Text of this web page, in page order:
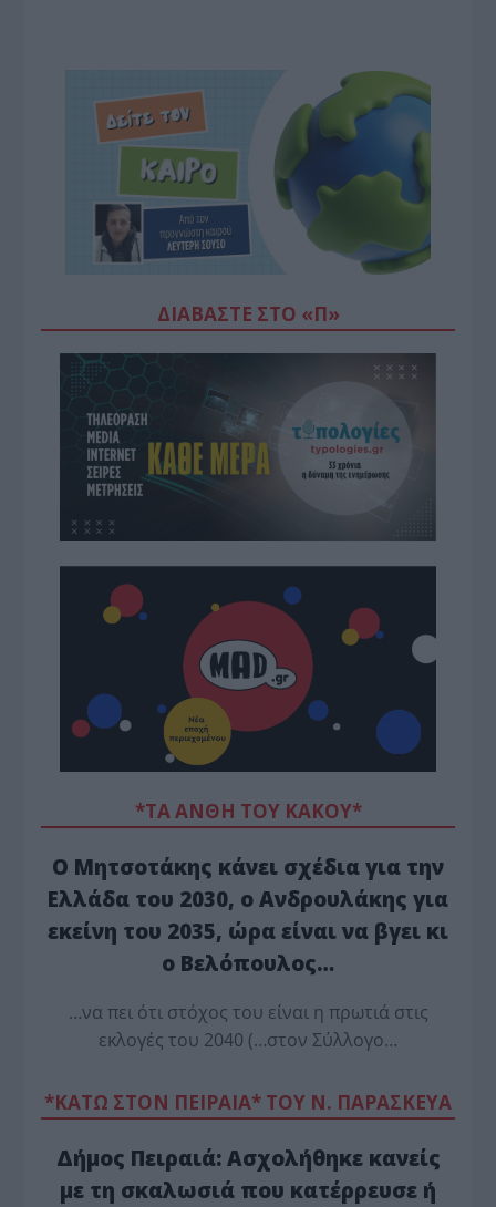
ΔΙΑΒΆΣΤΕ ΣΤΟ «Π»
*ΤΑ ΆΝΘΗ ΤΟΥ ΚΑΚΟΎ*
Ο Μητσοτάκης κάνει σχέδια για την
Ελλάδα του 2030, ο Ανδρουλάκης για
εκείνη του 2035, ώρα είναι να βγει κι
ο Βελόπουλος…
…να πει ότι στόχος του είναι η πρωτιά στις
εκλογές του 2040 (…στον Σύλλογο…
*ΚΑΤΩ ΣΤΟΝ ΠΕΙΡΑΙΑ* ΤΟΥ Ν. ΠΑΡΑΣΚΕΥΑ
Δήμος Πειραιά: Ασχολήθηκε κανείς
με τη σκαλωσιά που κατέρρευσε ή